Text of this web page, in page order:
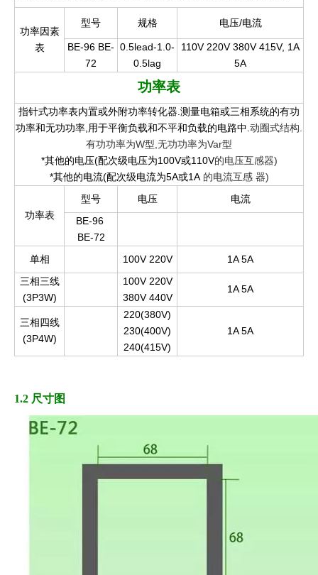
功率因素
表
型号 规格 电压/电流
BE-96 BE-
72
0.5lead-1.0-
0.5lag
110V 220V 380V 415V, 1A
5A
功率表
指针式功率表内置或外附功率转化器.测量电箱或三相系统的有功
功率和无功功率,用于平衡负载和不平和负载的电路中. 动圈式结构.
有功功率为W型,无功功率为Var型
*其他的电压(配次级电压为100V或110V的电压互感器)
*其他的电流(配次级电流为5A或1A 的电流互感 器)
功率表
型号 电压
电流
BE-96
BE-72
单相
100V 220V
1A 5A
三相三线
(3P3W)
100V 220V
380V 440V
1A 5A
三相四线
(3P4W)
220(380V)
230(400V)
240(415V)
1A 5A
1.2 尺寸图